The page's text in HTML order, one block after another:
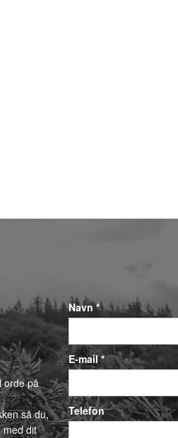
orde på
så du,
med dit
Navn *
E-mail *
Telefon